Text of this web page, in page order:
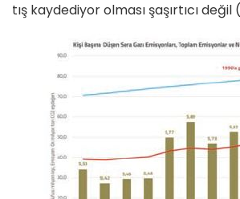
tış kaydediyor olması şaşırtıcı değil